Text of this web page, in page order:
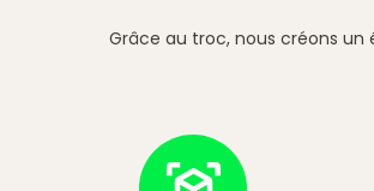
Grâce au troc, nous créons un